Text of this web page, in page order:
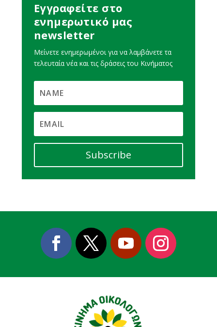
Εγγραφείτε στο
ενημερωτικό μας
newsletter
Μείνετε ενημερωμένοι για να λαμβάνετε τα
τελευταία νέα και τις δράσεις του Κινήματος
Subscribe